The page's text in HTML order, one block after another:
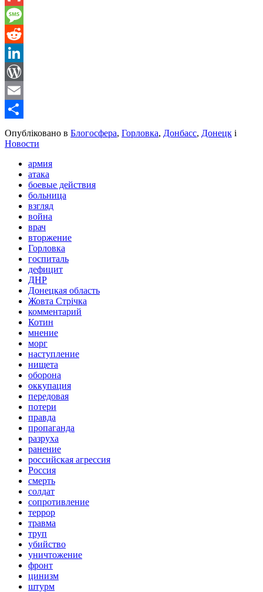
Gmail
Message
Reddit
LinkedIn
WordPress
Email
Share
Опубліковано в Блогосфера, Горловка, Донбасс, Донецк і
Новости
армия
атака
боевые действия
больница
взгляд
война
врач
вторжение
Горловка
госпиталь
дефицит
ДНР
Донецкая область
Жовта Стрічка
комментарий
Котин
мнение
морг
наступление
нищета
оборона
оккупация
передовая
потери
правда
пропаганда
разруха
ранение
российская агрессия
Россия
смерть
солдат
сопротивление
террор
травма
труп
убийство
уничтожение
фронт
цинизм
штурм